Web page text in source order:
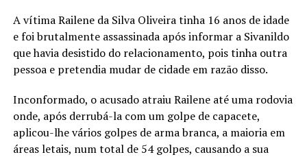
A vítima Railene da Silva Oliveira tinha 16 anos de idade
e foi brutalmente assassinada após informar a Sivanildo
que havia desistido do relacionamento, pois tinha outra
pessoa e pretendia mudar de cidade em razão disso.
Inconformado, o acusado atraiu Railene até uma rodovia
onde, após derrubá-la com um golpe de capacete,
aplicou-lhe vários golpes de arma branca, a maioria em
áreas letais, num total de 54 golpes, causando a sua